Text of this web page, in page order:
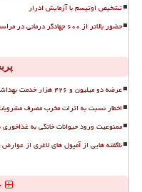
تشخیص اوتیسم با آزمایش ادرار
حضور بالاتر از ۶۰۰ جهادگر درمانی در مراسم خاکسپاری رهبر انقلاب در مشهد
عرضه دو میلیون و ۴۲۶ هزار خدمت بهداشتی و درمانی به زائرین
اخطار نسبت به اثرات مخرب مصرف
ممنوعیت ورود حیوانات خانگی به غذاخوری
ناگفته هایی از آمپول های لاغری از عوارض